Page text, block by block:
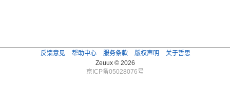
反馈意见 帮助中心 服务条款 版权声明
关于哲思
Zeuux © 2026
京ICP备05028076号